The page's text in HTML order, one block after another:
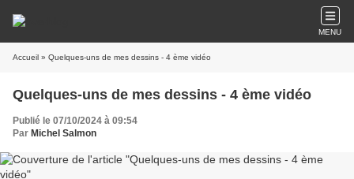
MENU
Accueil » Quelques-uns de mes dessins - 4 ème vidéo
Quelques-uns de mes dessins - 4 ème vidéo
Publié le 07/10/2024 à 09:54
Par Michel Salmon